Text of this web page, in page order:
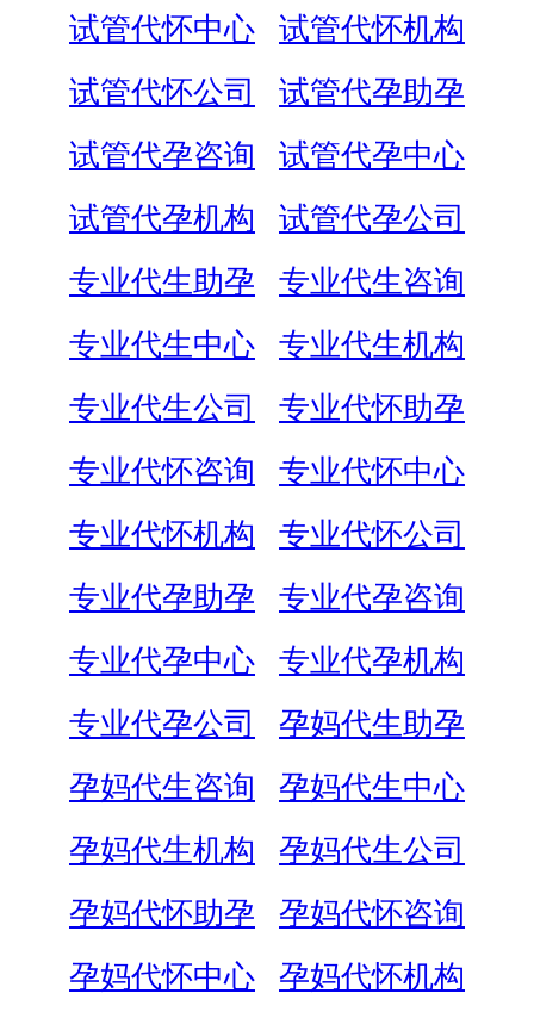
试管代怀中心
试管代怀机构
试管代怀公司
试管代孕助孕
试管代孕咨询
试管代孕中心
试管代孕机构
试管代孕公司
专业代生助孕
专业代生咨询
专业代生中心
专业代生机构
专业代生公司
专业代怀助孕
专业代怀咨询
专业代怀中心
专业代怀机构
专业代怀公司
专业代孕助孕
专业代孕咨询
专业代孕中心
专业代孕机构
专业代孕公司
孕妈代生助孕
孕妈代生咨询
孕妈代生中心
孕妈代生机构
孕妈代生公司
孕妈代怀助孕
孕妈代怀咨询
孕妈代怀中心
孕妈代怀机构